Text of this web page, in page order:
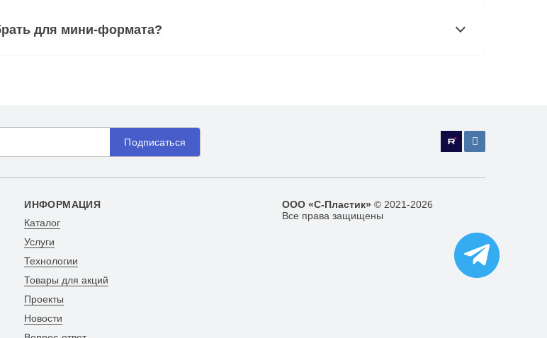
для мини-формата?
Подписаться
ИНФОРМАЦИЯ
Каталог
Услуги
Технологии
Товары для акций
Проекты
Новости
ООО «С-Пластик» © 2021-2026
Все права защищены